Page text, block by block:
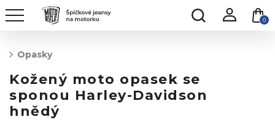
0
Opasky
Kožený moto opasek se
sponou Harley-Davidson
hnědý